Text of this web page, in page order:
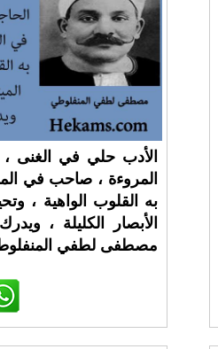
الأدب حلي في الغنى
المروءة ، صاحب في
به القلوب الواهية ،
الأبصار الكليلة ،
مصطفى لطفي